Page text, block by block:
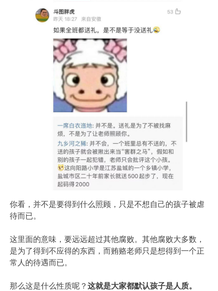
你看，并不是要得到什么照顾，只是不想自己的孩子被虐
待而已。
这里面的意味，要远远超过其他腐败。其他腐败大多数，
是为了得到不应得的东西，而贿赂老师只是想得到一个正
常人的待遇而已。
那么这是什么性质呢？ 这就是大家都默认孩子是人质。